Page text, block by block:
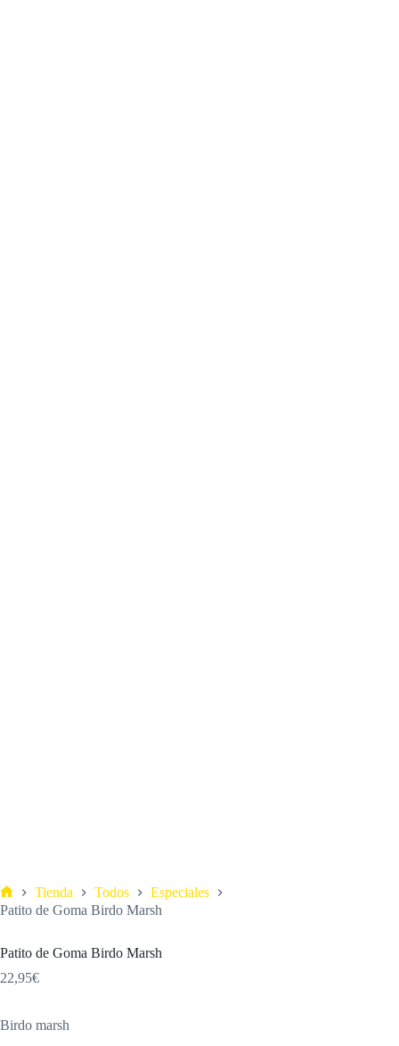
Tienda Todos
Especiales
Patito de Goma Birdo Marsh
Patito de Goma Birdo Marsh
22,95€
Birdo marsh